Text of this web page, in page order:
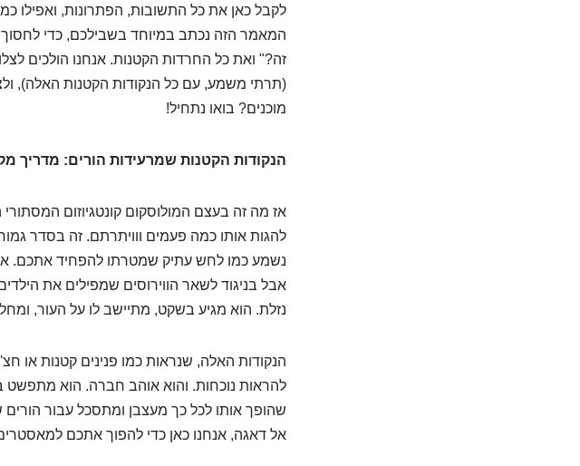
לקבל כאן את כל התשובות, הפתרונות, ואפילו
המאמר הזה נכתב במיוחד בשבילכם, כדי
זה?" ואת כל החרדות הקטנות. אנחנו הולכים
(תרתי משמע, עם כל הנקודות הקטנות האלה),
מוכנים? בואו נתחיל!
הנקודות הקטנות שמרעידות הורים: מדריך
אז מה זה בעצם המולוסקום קונטגיוזום
להגות אותו כמה פעמים ווויתרתם. זה בסדר
נשמע כמו לחש עתיק שמטרתו להפחיד אתכם.
אבל בניגוד לשאר הווירוסים שמפילים את
נזלת. הוא מגיע בשקט, מתיישב לו על העור,
הנקודות האלה, שנראות כמו פנינים קטנות או
להראות נוכחות. והוא אוהב חברה. הוא מתפשט
שהופך אותו לכל כך מעצבן ומתסכל עבור
אל דאגה, אנחנו כאן כדי להפוך אתכם למאסטרים